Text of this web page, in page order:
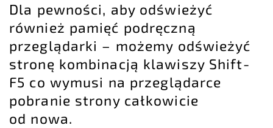
Dla pewności, aby odświeżyć
również pamięć podręczną
przeglądarki – możemy odświeżyć
stronę kombinacją klawiszy Shift-
F5 co wymusi na przeglądarce
pobranie strony całkowicie
od nowa.